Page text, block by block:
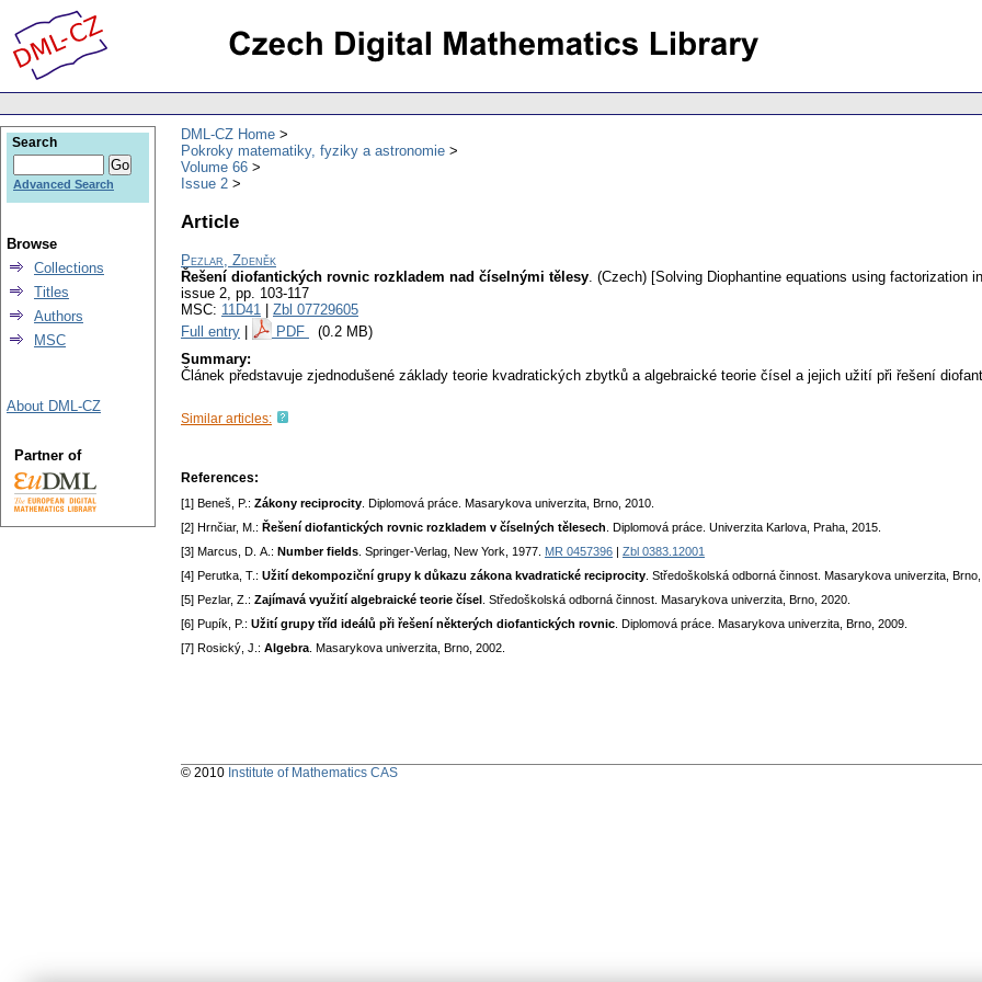
DML-CZ Home
Pokroky matematiky, fyziky a astronomie
Volume 66
Issue 2
Article
Pezlar, Zdeněk
Řešení diofantických rovnic rozkladem nad číselnými tělesy. (Czech) [Solving Diophantine equations using factorization
issue 2, pp. 103-117
MSC: 11D41
Zbl 07729605
Full entry
PDF (0.2 MB)
Summary:
Článek představuje zjednodušené základy teorie kvadratických zbytků a algebraické teorie čísel a jejich užití při řešení
Similar articles:
References:
[1] Beneš, P.: Zákony reciprocity . Diplomová práce. Masarykova univerzita, Brno, 2010.
[2] Hrnčiar, M.: Řešení diofantických rovnic rozkladem v číselných tělesech . Diplomová práce. Univerzita Karlova, Praha, 2015.
[3] Marcus, D. A.: Number fields . Springer-Verlag, New York, 1977. MR 0457396
Zbl 0383.12001
[4] Perutka, T.: Užití dekompoziční grupy k důkazu zákona kvadratické reciprocity . Středoškolská odborná činnost. Masarykova univerzita, Brno,
[5] Pezlar, Z.: Zajímavá využití algebraické teorie čísel
. Středoškolská odborná činnost. Masarykova univerzita, Brno, 2020.
[6] Pupík, P.: Užití grupy tříd ideálů při řešení některých diofantických rovnic . Diplomová práce. Masarykova univerzita, Brno, 2009.
[7] Rosický, J.: Algebra . Masarykova univerzita, Brno, 2002.
Search
Advanced Search
Browse
Collections
Titles
Authors
MSC
About DML-CZ
Partner of
© 2010 Institute of Mathematics CAS